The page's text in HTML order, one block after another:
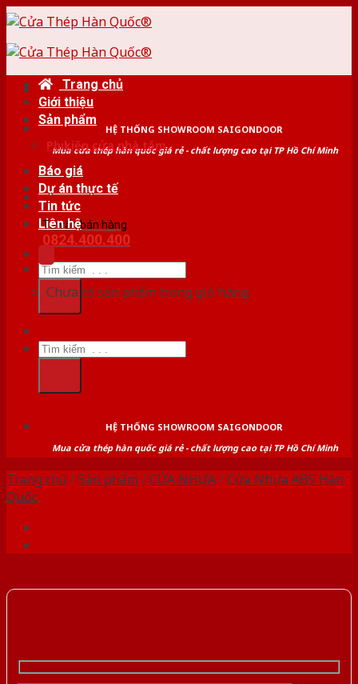
Skip
content
HỆ THỐNG SHOWROOM SAIGONDOOR
Mua cửa thép hàn quốc giá rẻ - chất lượng cao tại TP Hồ Chí Minh
Tư vấn bán hàng
0824.400.400
Tìm
kiếm:
Trang chủ
Giới thiệu
Sản phẩm
Phụ kiện cửa nhà tắm
Báo giá
Dự án thực tế
Tin tức
Liên hệ
Chưa có sản phẩm trong giỏ hàng.
Tìm
kiếm:
HỆ THỐNG SHOWROOM SAIGONDOOR
Mua cửa thép hàn quốc giá rẻ - chất lượng cao tại TP Hồ Chí Minh
Trang chủ /Sản phẩm /CỬA NHỰA/Cửa Nhựa ABS Hàn
Quốc